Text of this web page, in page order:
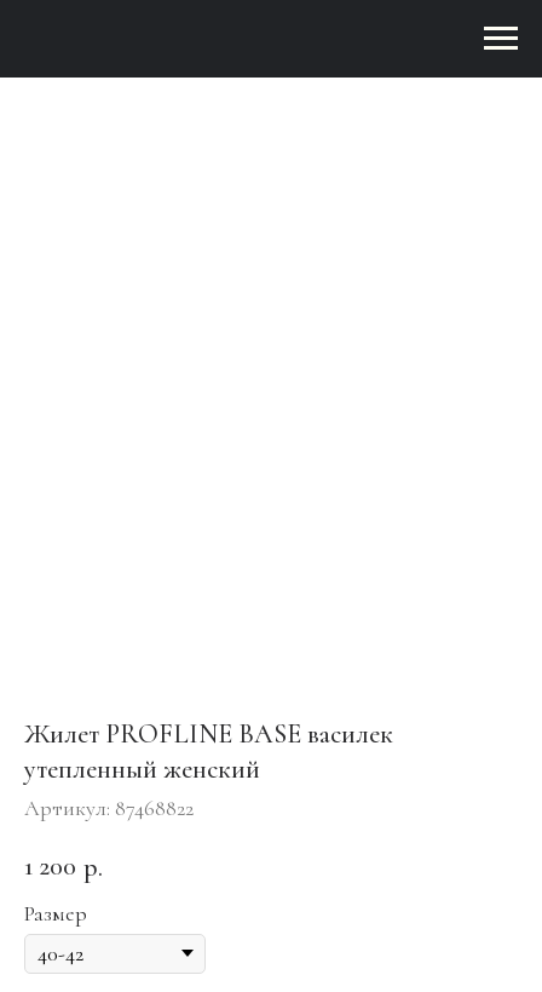
Жилет PROFLINE BASE василек
утепленный женский
Артикул: 87468822
1 200 р.
Размер